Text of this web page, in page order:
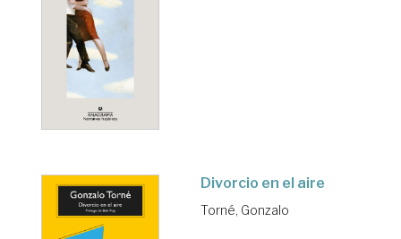
Divorcio en el aire
Torné, Gonzalo